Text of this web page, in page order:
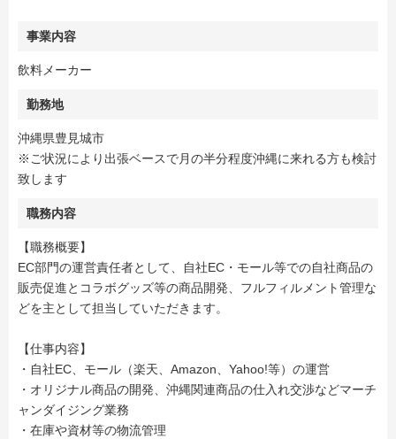
事業内容
飲料メーカー
勤務地
沖縄県豊見城市
※ご状況により出張ベースで月の半分程度沖縄に来れる方も検討
致します
職務内容
【職務概要】
EC部門の運営責任者として、自社EC・モール等での自社商品の
販売促進とコラボグッズ等の商品開発、フルフィルメント管理な
どを主として担当していただきます。
【仕事内容】
・自社EC、モール（楽天、Amazon、Yahoo!等）の運営
・オリジナル商品の開発、沖縄関連商品の仕入れ交渉などマーチ
ャンダイジング業務
・在庫や資材等の物流管理